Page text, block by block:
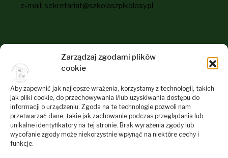
Zarządzaj zgodami plików
cookie
Aby zapewnić jak najlepsze wrażenia, korzystamy z technologii, takich
jak pliki cookie, do przechowywania i/lub uzyskiwania dostępu do
informacji o urządzeniu. Zgoda na te technologie pozwoli nam
przetwarzać dane, takie jak zachowanie podczas przeglądania lub
unikalne identyfikatory na tej stronie. Brak wyrażenia zgody lub
wycofanie zgody może niekorzystnie wpłynąć na niektóre cechy i
funkcje.
e-mail: sekretariat@szkolaszpikolosy.pl
Informacje dla odwiedzających
naszą stronę
RODO
Deklaracja dostępności
Polityka plików cookies
Regulamin Serwisu Internetowego Szkoły